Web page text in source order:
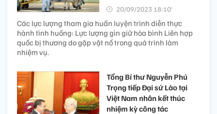
20/09/2023 18:10’
Các lực lượng tham gia huấn luyện trình diễn thực
hành tình huống: Lực lượng gìn giữ hòa bình Liên hợp
quốc bị thương do gặp vật nổ trong quá trình làm
nhiệm vụ.
Tổng Bí thư Nguyễn Phú
Trọng tiếp Đại sứ Lào tại
Việt Nam nhân kết thúc
nhiệm kỳ công tác